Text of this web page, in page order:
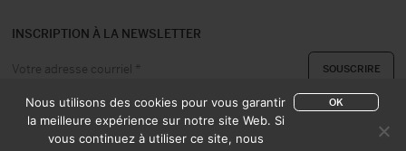
INSCRIPTION À LA NEWSLETTER
Nous utilisons des cookies pour vous garantir
la meilleure expérience sur notre site Web. Si
vous continuez à utiliser ce site, nous
OK